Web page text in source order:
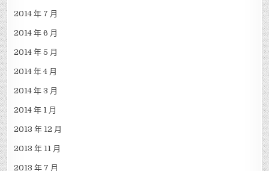
2014 年 7 月
2014 年 6 月
2014 年 5 月
2014 年 4 月
2014 年 3 月
2014 年 1 月
2013 年 12 月
2013 年 11 月
2013 年 7 月